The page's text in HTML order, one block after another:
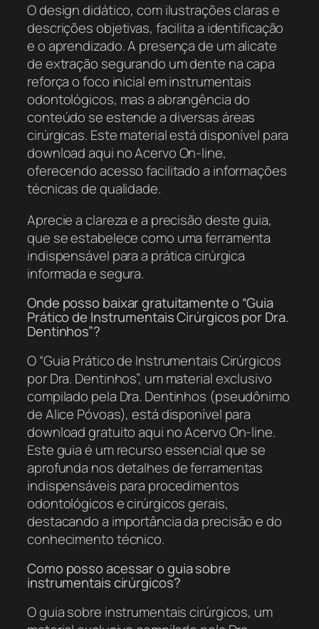
O design didático, com ilustrações claras e
descrições objetivas, facilita a identificação
e o aprendizado. A presença de um alicate
de extração segurando um dente na capa
reforça o foco inicial em instrumentais
odontológicos, mas a abrangência do
conteúdo se estende a diversas áreas
cirúrgicas. Este material está disponível para
download aqui no Acervo On-line,
oferecendo acesso facilitado a informações
técnicas de qualidade.
Aprecie a clareza e a precisão deste guia,
que se estabelece como uma ferramenta
indispensável para a prática cirúrgica
informada e segura.
Onde posso baixar gratuitamente o “Guia
Prático de Instrumentais Cirúrgicos por Dra.
Dentinhos”?
O “Guia Prático de Instrumentais Cirúrgicos
por Dra. Dentinhos”, um material exclusivo
compilado pela Dra. Dentinhos (pseudônimo
de Alice Póvoas), está disponível para
download gratuito aqui no Acervo On-line.
Este guia é um recurso essencial que se
aprofunda nos detalhes de ferramentas
indispensáveis para procedimentos
odontológicos e cirúrgicos gerais,
destacando a importância da precisão e do
conhecimento técnico.
Como posso acessar o guia sobre
instrumentais cirúrgicos?
O guia sobre instrumentais cirúrgicos, um